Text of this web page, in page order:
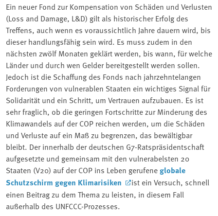
Ein neuer Fond zur Kompensation von Schäden und Verlusten
(Loss and Damage, L&D) gilt als historischer Erfolg des
Treffens, auch wenn es voraussichtlich Jahre dauern wird, bis
dieser handlungsfähig sein wird. Es muss zudem in den
nächsten zwölf Monaten geklärt werden, bis wann, für welche
Länder und durch wen Gelder bereitgestellt werden sollen.
Jedoch ist die Schaffung des Fonds nach jahrzehntelangen
Forderungen von vulnerablen Staaten ein wichtiges Signal für
Solidarität und ein Schritt, um Vertrauen aufzubauen. Es ist
sehr fraglich, ob die geringen Fortschritte zur Minderung des
Klimawandels auf der COP reichen werden, um die Schäden
und Verluste auf ein Maß zu begrenzen, das bewältigbar
bleibt. Der innerhalb der deutschen G7-Ratspräsidentschaft
aufgesetzte und gemeinsam mit den vulnerabelsten 20
Staaten (V20) auf der COP ins Leben gerufeneglobale
Schutzschirm gegen Klimarisiken
ist ein Versuch, schnell
einen Beitrag zu dem Thema zu leisten, in diesem Fall
außerhalb des UNFCCC-Prozesses.